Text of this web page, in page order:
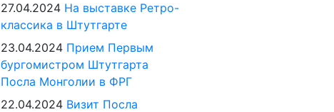
27.04.2024 На выставке Ретро-
классика в Штутгарте
23.04.2024 Прием Первым
бургомистром Штутгарта
Посла Монголии в ФРГ
22.04.2024 Визит Посла